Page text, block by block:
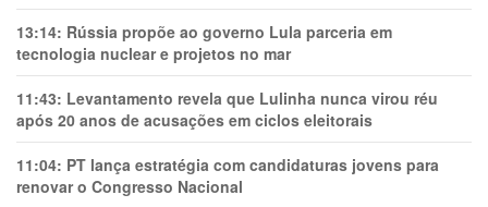
13:14: Rússia propõe ao governo Lula parceria em
tecnologia nuclear e projetos no mar
11:43: Levantamento revela que Lulinha nunca virou réu
após 20 anos de acusações em ciclos eleitorais
11:04: PT lança estratégia com candidaturas jovens para
renovar o Congresso Nacional